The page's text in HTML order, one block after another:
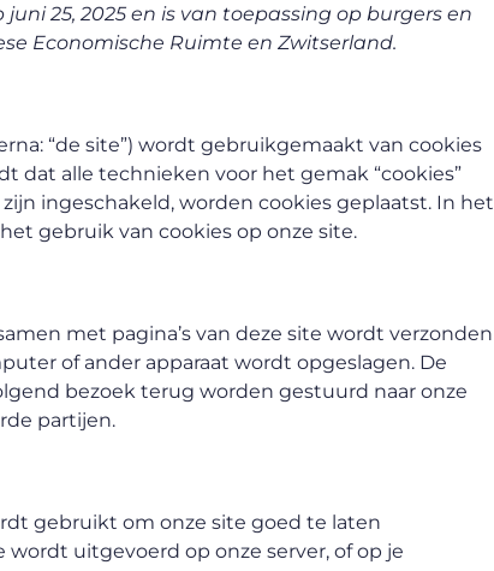
25, 2025 en is van toepassing op burgers en
Economische Ruimte en Zwitserland.
“de site”) wordt gebruikgemaakt van cookies
dat alle technieken voor het gemak “cookies”
ingeschakeld, worden cookies geplaatst. In het
gebruik van cookies op onze site.
met pagina’s van deze site wordt verzonden
of ander apparaat wordt opgeslagen. De
bezoek terug worden gestuurd naar onze
partijen.
gebruikt om onze site goed te laten
uitgevoerd op onze server, of op je